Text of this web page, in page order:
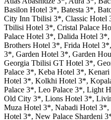
Basilon Hotel 3*, Batesta 3*,
City Inn Tbilisi 3*, Classic
Tbilisi Hotel 3*, Cristal Palace
Palace Hotel 3*, Dalida Hotel
Brothers Hotel 3*, Frida Hotel
3*, Garden Hotel 3*, Garden
Georgia Tbilisi GT Hotel 3*,
Palace 3*, Keba Hotel 3*,
Hotel 3*, Kolkhi Hotel 3*,
Palace 3*, Leo Palace 3*, Light
Old City 3*, Lions Hotel 3*,
Muza Hotel 3*, Nabadi Hotel
Hotel 3*, New Palace Shardeni